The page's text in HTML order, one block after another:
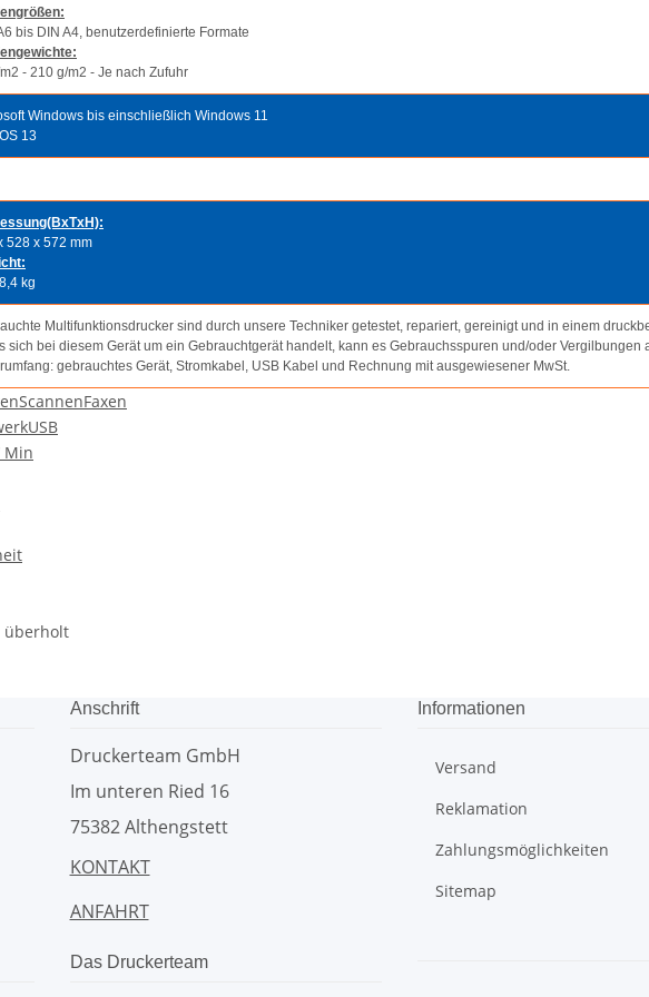
bis DIN A4, benutzerdefinierte Formate
- 210 g/m2 - Je nach Zufuhr
Windows bis einschließlich Windows 11
13
528 x 572 mm
kg
Multifunktionsdrucker sind durch unsere Techniker getestet, repariert, gereinigt und in einem
sich bei diesem Gerät um ein Gebrauchtgerät handelt, kann es Gebrauchsspuren und/oder Vergilbungen
gebrauchtes Gerät, Stromkabel, USB Kabel und Rechnung mit ausgewiesener MwSt.
ScannenFaxen
USB
Min
überholt
Anschrift
Druckerteam GmbH
Im unteren Ried 16
75382 Althengstett
KONTAKT
ANFAHRT
Informationen
Versand
Reklamation
Zahlungsmöglichkeiten
Sitemap
Das Druckerteam